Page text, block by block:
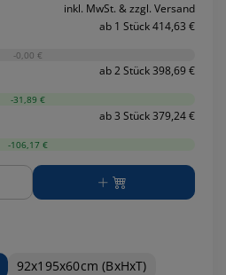
inkl. MwSt. & zzgl. Versand
ab 1 Stück 414,63 €
-0,00 €
ab 2 Stück 398,69 €
-31,89 €
ab 3 Stück 379,24 €
-106,17 €
92x195x60cm (BxHxT)